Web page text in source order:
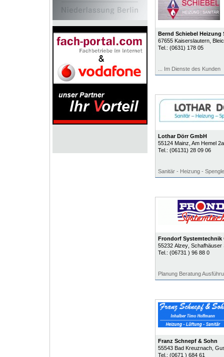
Bernd Schiebel Heizung
67655 Kaiserslautern,
Tel.: (0631) 178 05
... Im Dienste des Kunden
Lothar Dörr GmbH
55124 Mainz , Am Hemel 2a
Tel.: (06131) 28 09 06
Sanitär - Heizung -
Frondorf Systemtechnik
55232 Alzey, Schafhäuser
Tel.: (06731 ) 96 88 0
Planung Beratung
Franz Schnepf & Sohn
55543 Bad Kreuznach,
Tel.: (0671 ) 684 61